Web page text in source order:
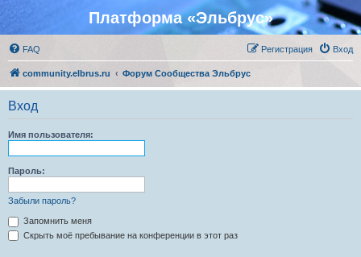
Платформа «Эльбрус»
FAQ Вход
Регистрация
community.elbrus.ru Форум Сообщества Эльбрус
Вход
Имя пользователя:
Пароль:
Забыли пароль?
Запомнить меня
Скрыть моё пребывание на конференции в этот раз